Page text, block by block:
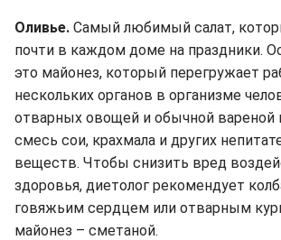
Оливье. Самый любимый салат,
почти в каждом доме на праздники.
это майонез, который перегружает
нескольких органов в организме
отварных овощей и обычной вареной
смесь сои, крахмала и других
веществ. Чтобы снизить вред
здоровья, диетолог рекомендует
говяжьим сердцем или отварным
майонез – сметаной.